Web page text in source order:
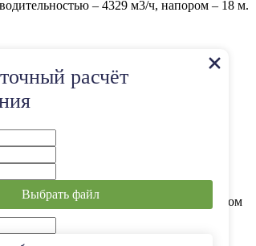
– 4329 м3/ч, напором – 18 м.
обеспечение с индивидуальным
работает полностью в автоматическом
расчёт
Выбрать файл